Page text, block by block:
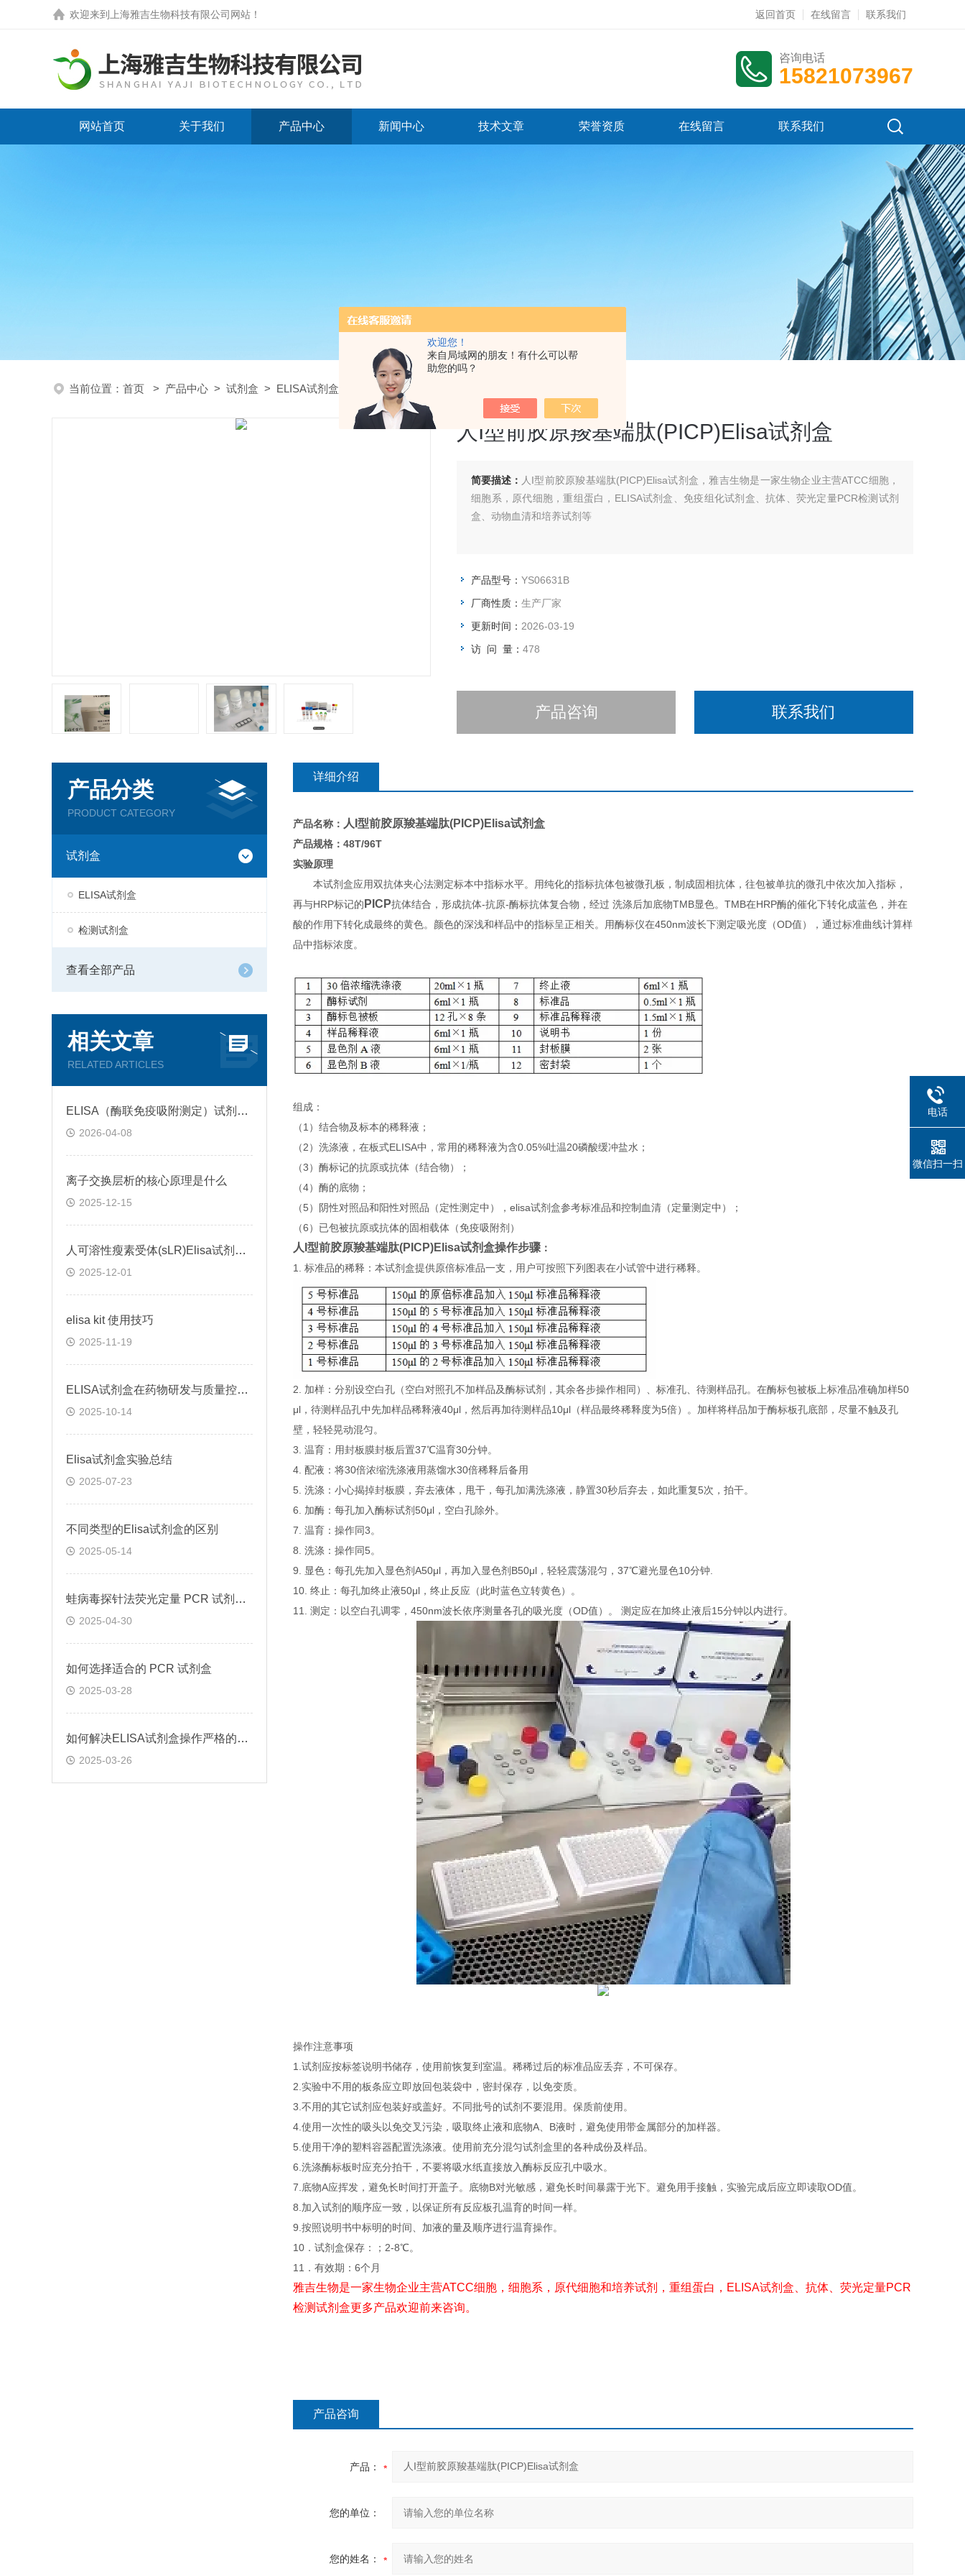
欢迎您！
来自局域网的朋友！有什么可以帮
助您的吗？
欢迎来到 上海雅吉生物科技有限公司网站 ！ 返回首页 在线留言 联系我们
咨询电话
15821073967
网站首页 关于我们 产品中心 新闻中心 技术文章 荣誉资质 在线留言 联系我们
当前位置： 首页 > 产品中心 > 试剂盒 > ELISA试剂盒 > YS06631B人I型前胶原羧基端肽(PICP)Elisa试剂盒
人I型前胶原羧基端肽(PICP)Elisa试剂盒
简要描述： 人I型前胶原羧基端肽(PICP)Elisa试剂盒，雅吉生物是一家生物企业主营ATCC细胞，
细胞系，原代细胞，重组蛋白，ELISA试剂盒、免疫组化试剂盒、抗体、荧光定量PCR检测试剂
盒、动物血清和培养试剂等
产品型号： YS06631B
厂商性质： 生产厂家
更新时间： 2026-03-19
访 问 量： 478
产品咨询 联系我们
产品分类
PRODUCT CATEGORY
试剂盒
ELISA试剂盒
检测试剂盒
查看全部产品
相关文章
RELATED ARTICLES
ELISA（酶联免疫吸附测定）试剂盒原理类型检测方法
2026-04-08
离子交换层析的核心原理是什么
2025-12-15
人可溶性瘦素受体(sLR)Elisa试剂盒可溶性受体的作用
2025-12-01
elisa kit 使用技巧
2025-11-19
ELISA试剂盒在药物研发与质量控制中的应用实践
2025-10-14
Elisa试剂盒实验总结
2025-07-23
不同类型的Elisa试剂盒的区别
2025-05-14
蛙病毒探针法荧光定量 PCR 试剂盒定量定性检测
2025-04-30
如何选择适合的 PCR 试剂盒
2025-03-28
如何解决ELISA试剂盒操作严格的问题
2025-03-26
详细介绍
产品名称： 人I型前胶原羧基端肽(PICP)Elisa试剂盒
产品规格：48T/96T
实验原理
本试剂盒应用双抗体夹心法测定标本中指标水平。用纯化的指标抗体包被微孔板，制成固相抗体，往包被单抗的微孔中依次加入指标，
再与HRP标记的 PICP抗体结合，形成抗体-抗原-酶标抗体复合物，经过 洗涤后加底物TMB显色。TMB在HRP酶的催化下转化成蓝色，并在
酸的作用下转化成最终的黄色。颜色的深浅和样品中的指标呈正相关。用酶标仪在450nm波长下测定吸光度（OD值），通过标准曲线计算样
品中指标浓度。
组成：
（1）结合物及标本的稀释液；
（2）洗涤液，在板式ELISA中，常用的稀释液为含0.05%吐温20磷酸缓冲盐水；
（3）酶标记的抗原或抗体（结合物）；
（4）酶的底物；
（5）阴性对照品和阳性对照品（定性测定中），elisa试剂盒参考标准品和控制血清（定量测定中）；
（6）已包被抗原或抗体的固相载体（免疫吸附剂）
人I型前胶原羧基端肽(PICP)Elisa试剂盒操作步骤 ：
1. 标准品的稀释：本试剂盒提供原倍标准品一支，用户可按照下列图表在小试管中进行稀释。
2. 加样：分别设空白孔（空白对照孔不加样品及酶标试剂，其余各步操作相同）、标准孔、待测样品孔。在酶标包被板上标准品准确加样50
μl，待测样品孔中先加样品稀释液40μl，然后再加待测样品10μl（样品最终稀释度为5倍）。加样将样品加于酶标板孔底部，尽量不触及孔
壁，轻轻晃动混匀。
3. 温育：用封板膜封板后置37℃温育30分钟。
4. 配液：将30倍浓缩洗涤液用蒸馏水30倍稀释后备用
5. 洗涤：小心揭掉封板膜，弃去液体，甩干，每孔加满洗涤液，静置30秒后弃去，如此重复5次，拍干。
6. 加酶：每孔加入酶标试剂50μl，空白孔除外。
7. 温育：操作同3。
8. 洗涤：操作同5。
9. 显色：每孔先加入显色剂A50μl，再加入显色剂B50μl，轻轻震荡混匀，37℃避光显色10分钟.
10. 终止：每孔加终止液50μl，终止反应（此时蓝色立转黄色）。
11. 测定：以空白孔调零，450nm波长依序测量各孔的吸光度（OD值）。 测定应在加终止液后15分钟以内进行。
操作注意事项
1.试剂应按标签说明书储存，使用前恢复到室温。稀稀过后的标准品应丢弃，不可保存。
2.实验中不用的板条应立即放回包装袋中，密封保存，以免变质。
3.不用的其它试剂应包装好或盖好。不同批号的试剂不要混用。保质前使用。
4.使用一次性的吸头以免交叉污染，吸取终止液和底物A、B液时，避免使用带金属部分的加样器。
5.使用干净的塑料容器配置洗涤液。使用前充分混匀试剂盒里的各种成份及样品。
6.洗涤酶标板时应充分拍干，不要将吸水纸直接放入酶标反应孔中吸水。
7.底物A应挥发，避免长时间打开盖子。底物B对光敏感，避免长时间暴露于光下。避免用手接触，实验完成后应立即读取OD值。
8.加入试剂的顺序应一致，以保证所有反应板孔温育的时间一样。
9.按照说明书中标明的时间、加液的量及顺序进行温育操作。
10．试剂盒保存：；2-8℃。
11．有效期：6个月
雅吉生物是一家生物企业主营ATCC细胞，细胞系，原代细胞和培养试剂，重组蛋白，ELISA试剂盒、抗体、荧光定量PCR
检测试剂盒更多产品欢迎前来咨询。
产品咨询
产品：
您的单位：
您的姓名：
电话
微信扫一扫